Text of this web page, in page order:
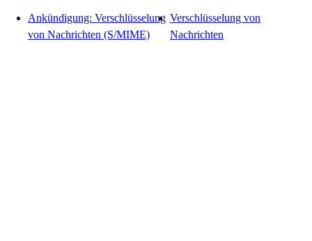
Ankündigung: Verschlüsselung
von Nachrichten (S/MIME)
Verschlüsselung von
Nachrichten